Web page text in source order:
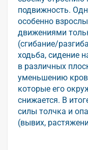
подвижность.
особенно
движениями
(сгибание/
ходьба, сидение
в различных
уменьшению
которые его
снижается. В
силы толчка и
(вывих,